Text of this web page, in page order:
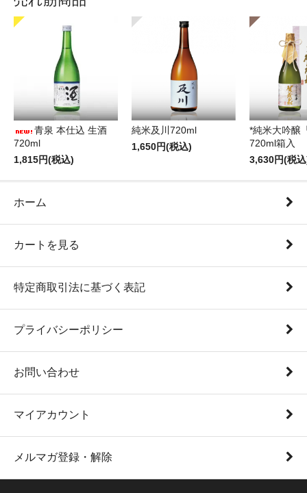
青泉 本仕込 生酒
720ml
1,815円(税込)
純米及川720ml
1,650円(税込)
*純米大吟醸
720ml箱入
3,630円(税
ホーム
カートを見る
特定商取引法に基づく表記
プライバシーポリシー
お問い合わせ
マイアカウント
メルマガ登録・解除